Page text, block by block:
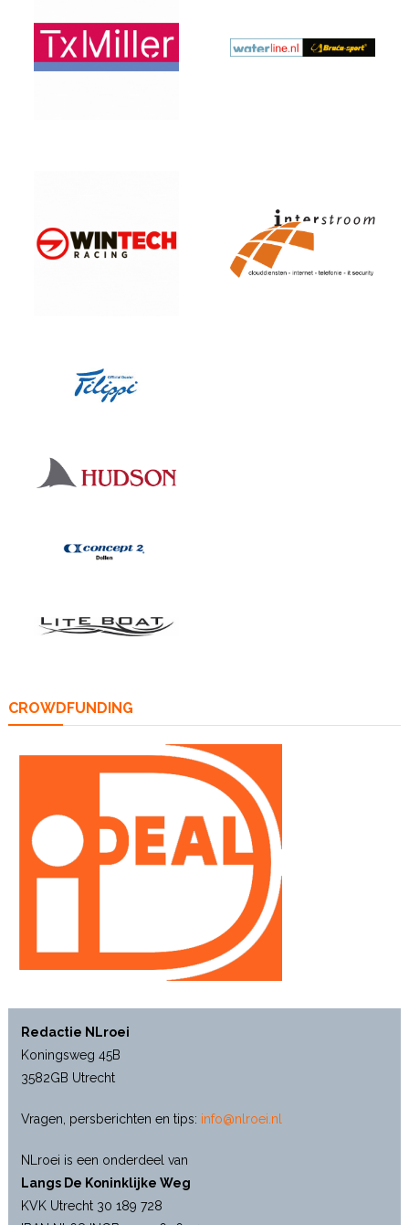
CROWDFUNDING
Redactie NLroei
Koningsweg 45B
3582GB Utrecht
Vragen, persberichten en tips: info@nlroei.nl
NLroei is een onderdeel van
Langs De Koninklijke Weg
KVK Utrecht 30 189 728